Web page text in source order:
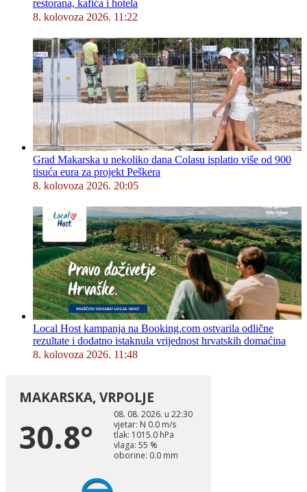
restorana, kafića i hotela
8. kolovoza 2026. 11:22
Grad Makarska u nekoliko dana Colasu isplatio više od 900
tisuća eura za projekt Peškera
8. kolovoza 2026. 20:05
Local Host kampanja na Booking.com ostvarila odlične
rezultate i dodatno istaknula vrijednost hrvatskih domaćina
8. kolovoza 2026. 11:48